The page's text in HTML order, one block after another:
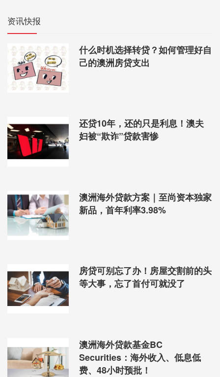
身定制的住宅及商业贷款，旨在为您提供最专业的贷
立了良好和密切的关系，为客人提供了范围广泛的贷
款产品和服务。
一切以客户的利益为中心，我们致力于为客户提供最
新的贷款资讯，利率优惠信息和信贷政策，并为您争
钱。
帮助您一步简化贷款流程，
一站式满足您的金融需求
地址：Suite 4,Level 13,189 Kent Street,Sydney
官网：www.supremecapital.com.au
邮箱：info@supremecapital.com.au
资讯快报
什么时机选择转贷？如何管理好自
己的澳洲房贷支出
还贷10年，还的只是利息！澳夫
妇被“欺诈”贷款害惨
澳洲海外贷款方案｜至尚资本独家
新品，首年利率3.98%
房贷可别忘了办！房屋交割前的头
等大事，忘了首付可就没了
澳洲海外贷款基金BC
Securities：海外收入、低息低
费、48小时预批！